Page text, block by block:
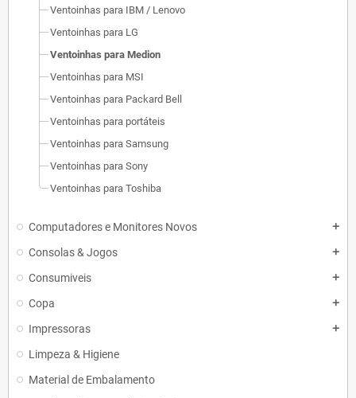
Ventoinhas para IBM / Lenovo
Ventoinhas para LG
Ventoinhas para Medion
Ventoinhas para MSI
Ventoinhas para Packard Bell
Ventoinhas para portáteis
Ventoinhas para Samsung
Ventoinhas para Sony
Ventoinhas para Toshiba
Computadores e Monitores Novos add
Consolas & Jogos add
Consumiveis add
Copa add
Impressoras add
Limpeza & Higiene
Material de Embalamento